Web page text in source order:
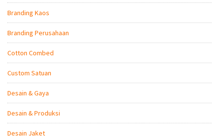
Branding Kaos
Branding Perusahaan
Cotton Combed
Custom Satuan
Desain & Gaya
Desain & Produksi
Desain Jaket